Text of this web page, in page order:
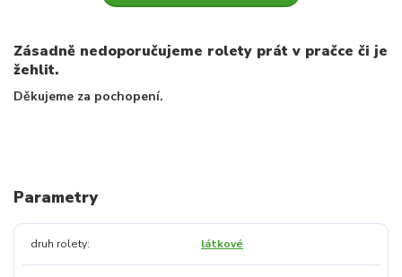
Zásadně nedoporučujeme rolety prát v pračce či je
žehlit.
Děkujeme za pochopení.
Parametry
druh rolety látkové